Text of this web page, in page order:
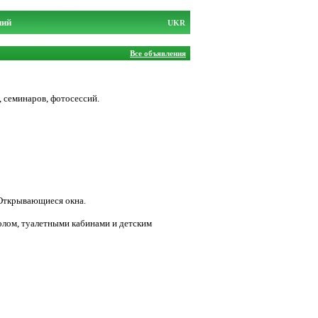
UKR
Все объявления
семинаров, фотосессий.
окна.
туалетными кабинами и детским